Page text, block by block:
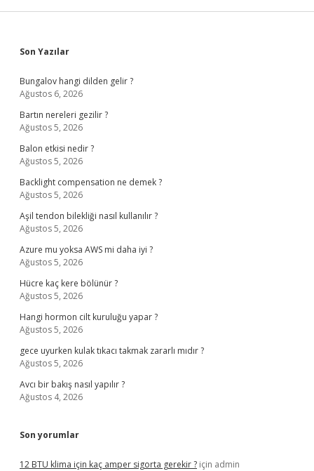
Sidebar
Son Yazılar
Bungalov hangi dilden gelir ?
Ağustos 6, 2026
Bartın nereleri gezilir ?
Ağustos 5, 2026
Balon etkisi nedir ?
Ağustos 5, 2026
Backlight compensation ne demek ?
Ağustos 5, 2026
Aşil tendon bilekliği nasıl kullanılır ?
Ağustos 5, 2026
Azure mu yoksa AWS mi daha iyi ?
Ağustos 5, 2026
Hücre kaç kere bölünür ?
Ağustos 5, 2026
Hangi hormon cilt kuruluğu yapar ?
Ağustos 5, 2026
gece uyurken kulak tıkacı takmak zararlı mıdır ?
Ağustos 5, 2026
Avcı bir bakış nasıl yapılır ?
Ağustos 4, 2026
Son yorumlar
12 BTU klima için kaç amper sigorta gerekir ? için admin